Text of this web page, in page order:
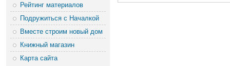
Рейтинг материалов
Подружиться с Началкой
Вместе строим новый дом
Книжный магазин
Карта сайта